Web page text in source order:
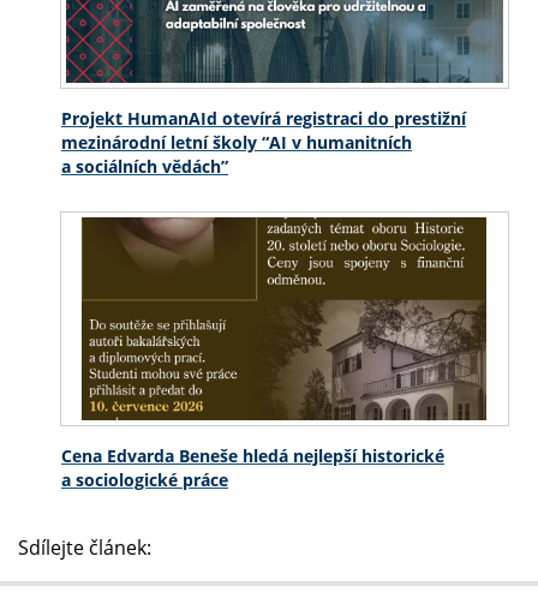
Projekt HumanAId otevírá registraci do prestižní
mezinárodní letní školy “AI v humanitních
a sociálních vědách”
Cena Edvarda Beneše hledá nejlepší historické
a sociologické práce
Sdílejte článek: